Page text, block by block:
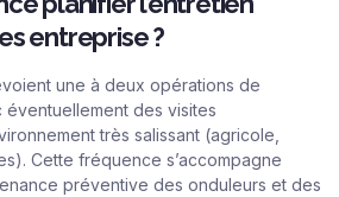
entreprise ?
une à deux opérations de
des visites
très salissant (agricole,
Cette fréquence s’accompagne
préventive des onduleurs et des